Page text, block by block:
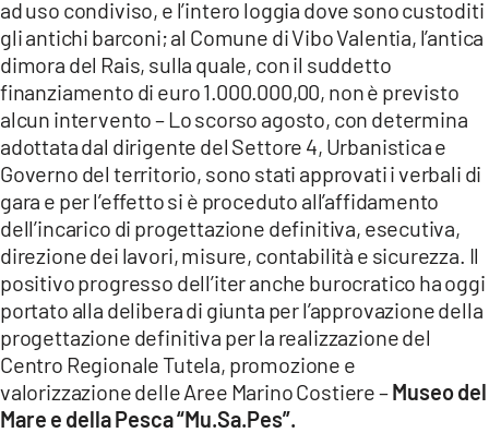
ad uso condiviso, e l’intero loggia dove sono custoditi
gli antichi barconi; al Comune di Vibo Valentia, l’antica
dimora del Rais, sulla quale, con il suddetto
finanziamento di euro 1.000.000,00, non è previsto
alcun intervento – Lo scorso agosto, con determina
adottata dal dirigente del Settore 4, Urbanistica e
Governo del territorio, sono stati approvati i verbali di
gara e per l’effetto si è proceduto all’affidamento
dell’incarico di progettazione definitiva, esecutiva,
direzione dei lavori, misure, contabilità e sicurezza. Il
positivo progresso dell’iter anche burocratico ha oggi
portato alla delibera di giunta per l’approvazione della
progettazione definitiva per la realizzazione del
Centro Regionale Tutela, promozione e
valorizzazione delle Aree Marino Costiere –Museo del
Mare e della Pesca “Mu.Sa.Pes”.